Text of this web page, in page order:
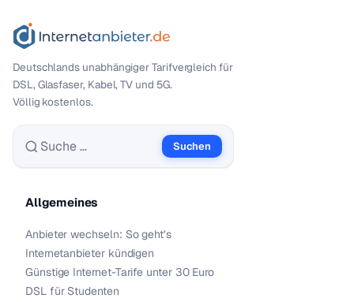
Deutschlands unabhängiger Tarif­vergleich für
DSL, Glasfaser, Kabel, TV und 5G.
Völlig kostenlos.
Suche nach:
Suchen
Allgemeines
Anbieter wechseln: So geht’s
Internetanbieter kündigen
Günstige Internet-Tarife unter 30 Euro
DSL für Studenten